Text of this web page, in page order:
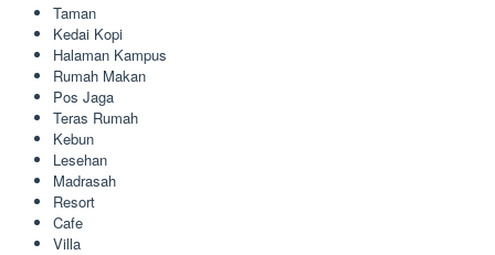
Taman
Kedai Kopi
Halaman Kampus
Rumah Makan
Pos Jaga
Teras Rumah
Kebun
Lesehan
Madrasah
Resort
Cafe
Villa